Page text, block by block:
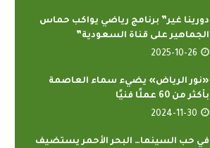
دورينا غير” برنامج رياضي يواكب حماس
الجماهير على قناة السعودية”
2025-10-26
«نور الرياض» يضيء سماء العاصمة
بأكثر من 60 عملًا فنيًا
2024-11-30
في حب السينما… البحر الأحمر يستضيف